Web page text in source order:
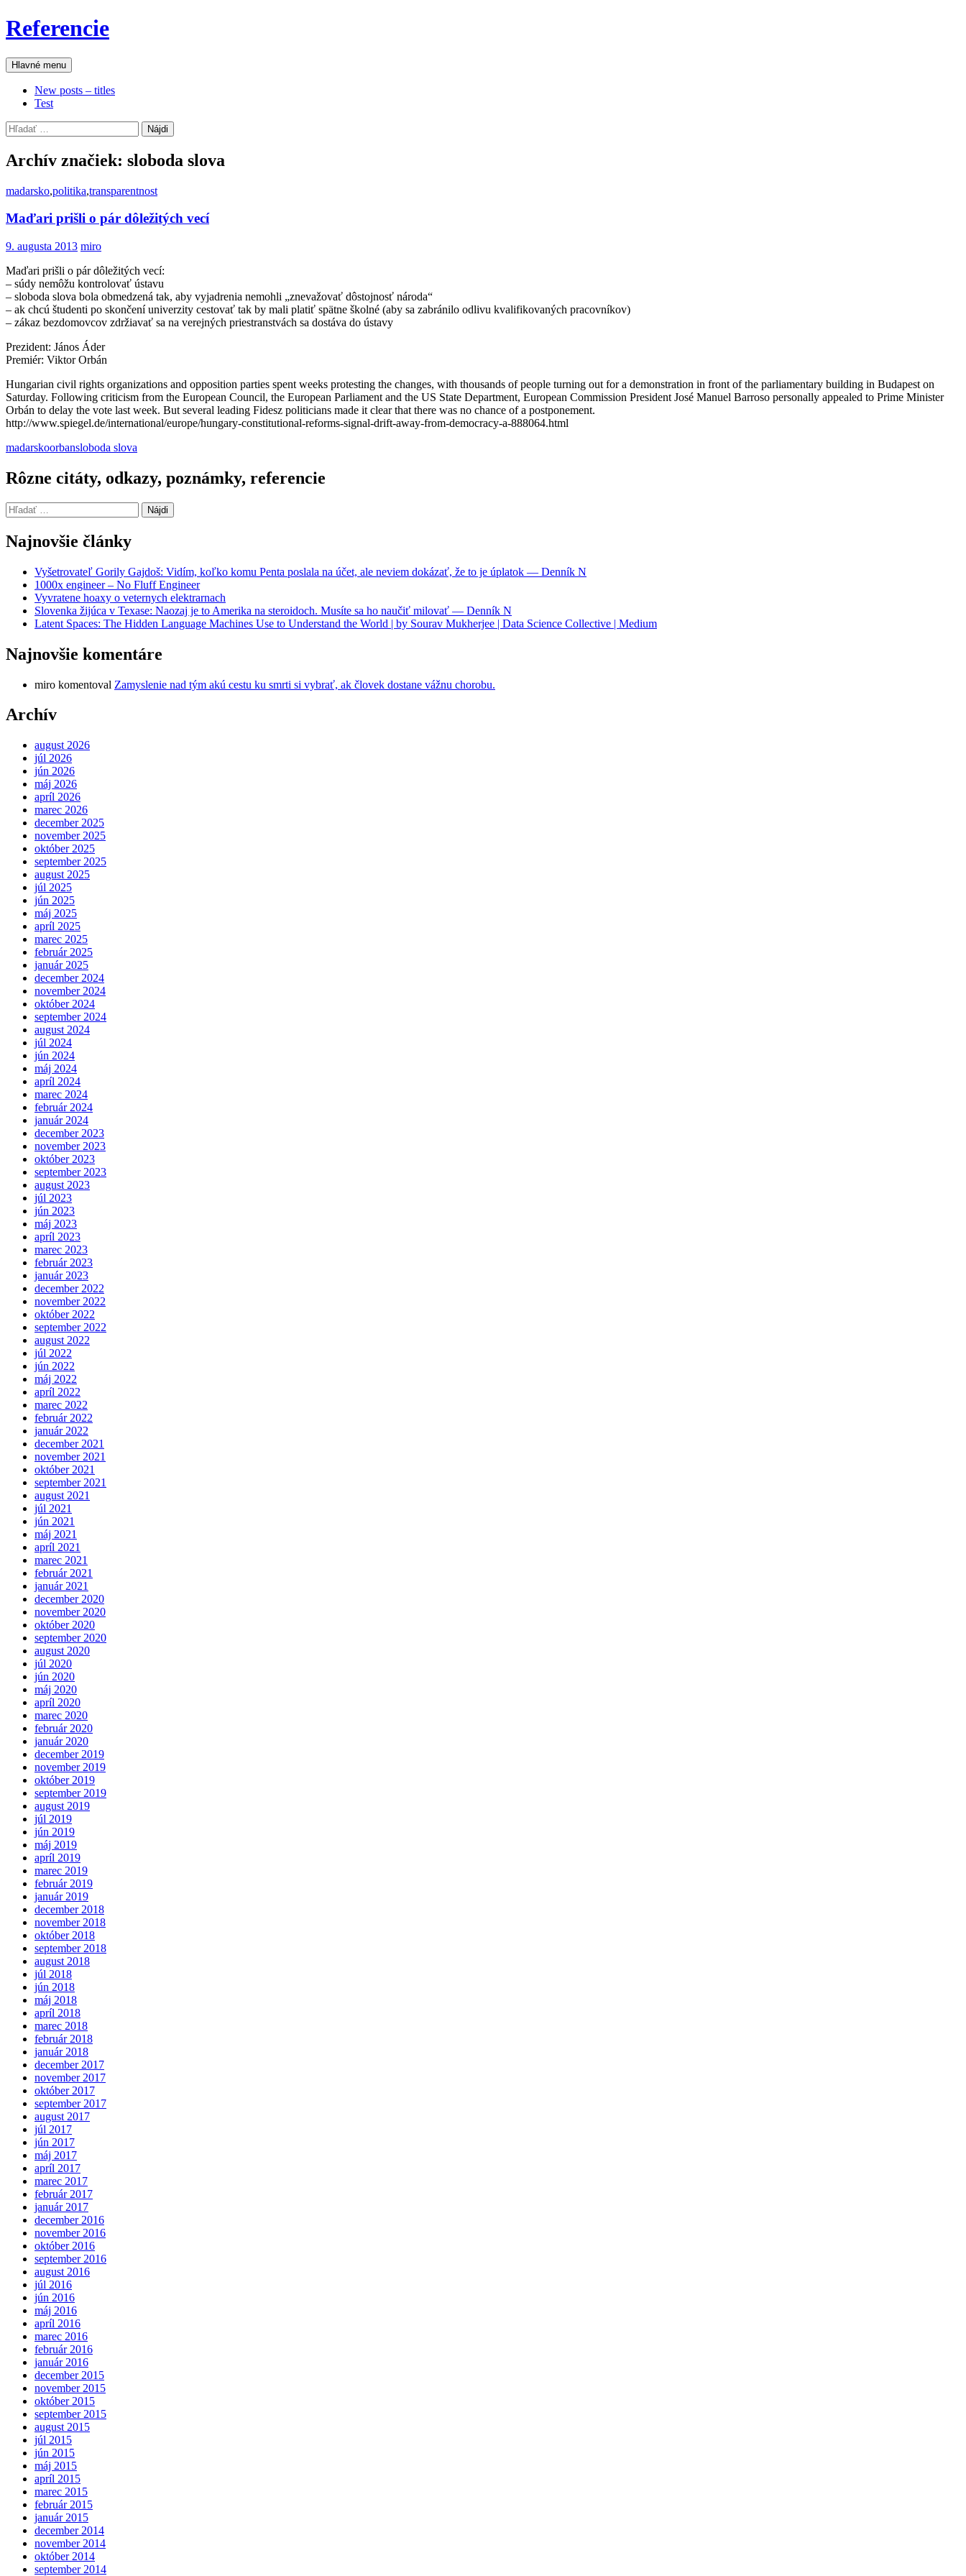
Preskočiť
na
Referencie
Hľadať
Hlavné menu
New posts – titles
Test
Hľadať:
Archív značiek: sloboda slova
madarsko,politika,transparentnost
Maďari prišli o pár dôležitých vecí
9. augusta 2013 miro
Maďari prišli o pár dôležitých vecí:
– súdy nemôžu kontrolovať ústavu
– sloboda slova bola obmedzená tak, aby vyjadrenia nemohli „znevažovať dôstojnosť národa“
– ak chcú študenti po skončení univerzity cestovať tak by mali platiť spätne školné (aby sa zabránilo odlivu kvalifikovaných pracovníkov)
– zákaz bezdomovcov zdržiavať sa na verejných priestranstvách sa dostáva do ústavy
Prezident: János Áder
Premiér: Viktor Orbán
Hungarian civil rights organizations and opposition parties spent weeks protesting the changes, with thousands of people turning out for a demonstration in front of the parliamentary building in Budapest on
Saturday. Following criticism from the European Council, the European Parliament and the US State Department, European Commission President José Manuel Barroso personally appealed to Prime Minister
Orbán to delay the vote last week. But several leading Fidesz politicians made it clear that there was no chance of a postponement.
http://www.spiegel.de/international/europe/hungary-constitutional-reforms-signal-drift-away-from-democracy-a-888064.html
madarskoorbansloboda slova
Rôzne citáty, odkazy, poznámky, referencie
Hľadať:
Najnovšie články
Vyšetrovateľ Gorily Gajdoš: Vidím, koľko komu Penta poslala na účet, ale neviem dokázať, že to je úplatok — Denník N
1000x engineer – No Fluff Engineer
Vyvratene hoaxy o veternych elektrarnach
Slovenka žijúca v Texase: Naozaj je to Amerika na steroidoch. Musíte sa ho naučiť milovať — Denník N
Latent Spaces: The Hidden Language Machines Use to Understand the World | by Sourav Mukherjee | Data Science Collective | Medium
Najnovšie komentáre
miro komentoval Zamyslenie nad tým akú cestu ku smrti si vybrať, ak človek dostane vážnu chorobu.
Archív
august 2026
júl 2026
jún 2026
máj 2026
apríl 2026
marec 2026
december 2025
november 2025
október 2025
september 2025
august 2025
júl 2025
jún 2025
máj 2025
apríl 2025
marec 2025
február 2025
január 2025
december 2024
november 2024
október 2024
september 2024
august 2024
júl 2024
jún 2024
máj 2024
apríl 2024
marec 2024
február 2024
január 2024
december 2023
november 2023
október 2023
september 2023
august 2023
júl 2023
jún 2023
máj 2023
apríl 2023
marec 2023
február 2023
január 2023
december 2022
november 2022
október 2022
september 2022
august 2022
júl 2022
jún 2022
máj 2022
apríl 2022
marec 2022
február 2022
január 2022
december 2021
november 2021
október 2021
september 2021
august 2021
júl 2021
jún 2021
máj 2021
apríl 2021
marec 2021
február 2021
január 2021
december 2020
november 2020
október 2020
september 2020
august 2020
júl 2020
jún 2020
máj 2020
apríl 2020
marec 2020
február 2020
január 2020
december 2019
november 2019
október 2019
september 2019
august 2019
júl 2019
jún 2019
máj 2019
apríl 2019
marec 2019
február 2019
január 2019
december 2018
november 2018
október 2018
september 2018
august 2018
júl 2018
jún 2018
máj 2018
apríl 2018
marec 2018
február 2018
január 2018
december 2017
november 2017
október 2017
september 2017
august 2017
júl 2017
jún 2017
máj 2017
apríl 2017
marec 2017
február 2017
január 2017
december 2016
november 2016
október 2016
september 2016
august 2016
júl 2016
jún 2016
máj 2016
apríl 2016
marec 2016
február 2016
január 2016
december 2015
november 2015
október 2015
september 2015
august 2015
júl 2015
jún 2015
máj 2015
apríl 2015
marec 2015
február 2015
január 2015
december 2014
november 2014
október 2014
september 2014